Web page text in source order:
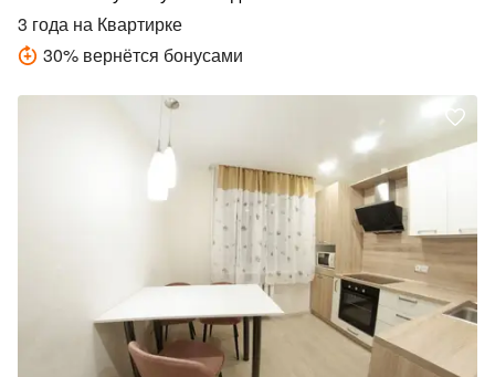
3 года на Квартирке
30% вернётся бонусами